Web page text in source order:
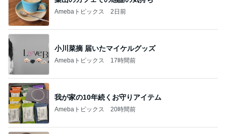
Amebaトピックス 2日前
小川菜摘 届いたマイケルグッズ
Amebaトピックス 17時間前
我が家の10年続くお守りアイテム
Amebaトピックス 20時間前